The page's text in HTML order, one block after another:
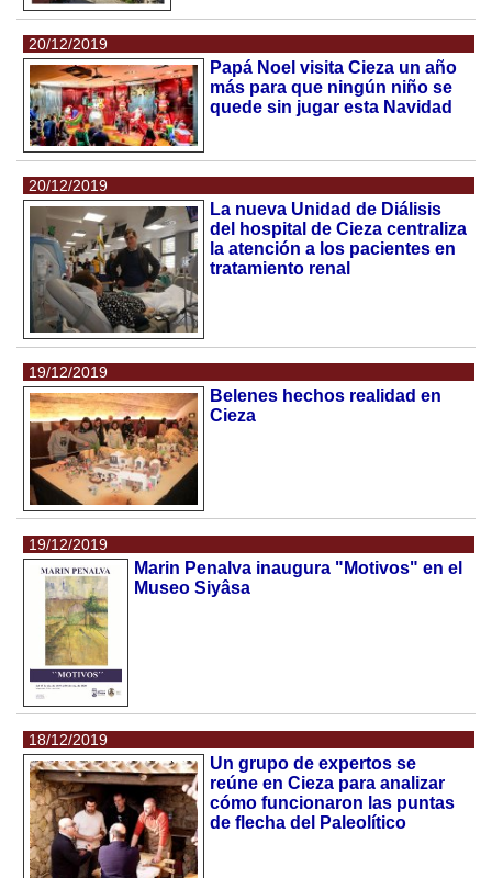
20/12/2019
Papá Noel visita Cieza un año
más para que ningún niño se
quede sin jugar esta Navidad
20/12/2019
La nueva Unidad de Diálisis
del hospital de Cieza centraliza
la atención a los pacientes en
tratamiento renal
19/12/2019
Belenes hechos realidad en
Cieza
19/12/2019
Marin Penalva inaugura "Motivos" en el
Museo Siyâsa
18/12/2019
Un grupo de expertos se
reúne en Cieza para analizar
cómo funcionaron las puntas
de flecha del Paleolítico